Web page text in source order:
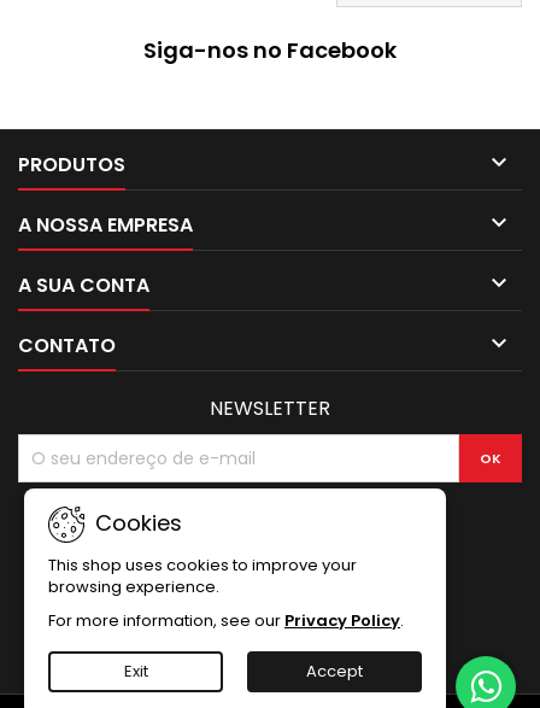
Siga-nos no Facebook
PRODUTOS 
A NOSSA EMPRESA 
A SUA CONTA 
CONTATO 
Cookies
This shop uses cookies to improve your
browsing experience.
For more information, see our Privacy Policy.
Exit Accept
NEWSLETTER